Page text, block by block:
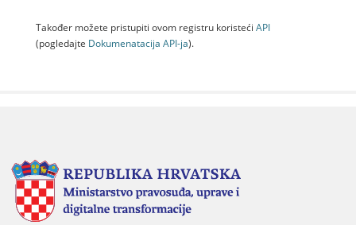
Također možete pristupiti ovom registru koristeći API
(pogledajte Dokumenаtаcijа API-jа).